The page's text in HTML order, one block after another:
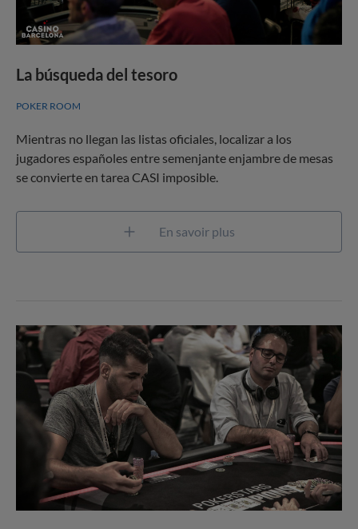
La búsqueda del tesoro
POKER ROOM
Mientras no llegan las listas oficiales, localizar a los
jugadores españoles entre semenjante enjambre de mesas
se convierte en tarea CASI imposible.
En savoir plus